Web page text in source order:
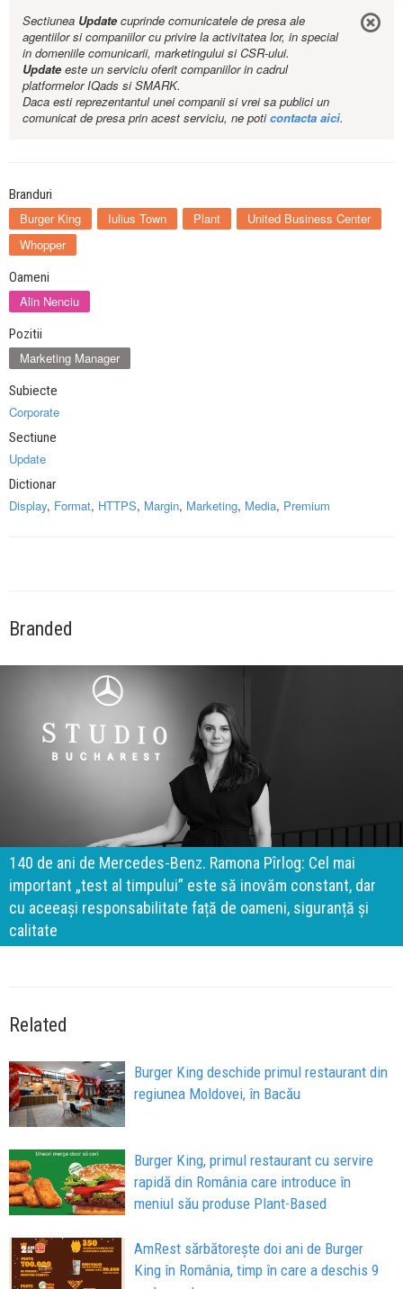
Sectiunea Updatecuprinde comunicatele de presa ale
agentiilor si companiilor cu privire la activitatea lor, in special
in domeniile comunicarii, marketingului si CSR-ului.
Updateeste un serviciu oferit companiilor in cadrul
platformelor IQads si SMARK.
Daca esti reprezentantul unei companii si vrei sa publici un
comunicat de presa prin acest serviciu, ne poticontacta aici.
Branduri
Burger King Iulius Town Plant
United Business Center
Whopper
Oameni
Alin Nenciu
Pozitii
Marketing Manager
Subiecte
Corporate
Sectiune
Update
Dictionar
Display, Format, HTTPS, Margin, Marketing, Media, Premium
Branded
140 de ani de Mercedes-Benz. Ramona Pîrlog: Cel mai
important „test al timpului” este să inovăm constant, dar
cu aceeași responsabilitate față de oameni, siguranță și
calitate
Related
Burger King deschide primul restaurant din
regiunea Moldovei, în Bacău
Burger King, primul restaurant cu servire
rapidă din România care introduce în
meniul său produse Plant-Based
AmRest sărbătorește doi ani de Burger
King în România, timp în care a deschis 9